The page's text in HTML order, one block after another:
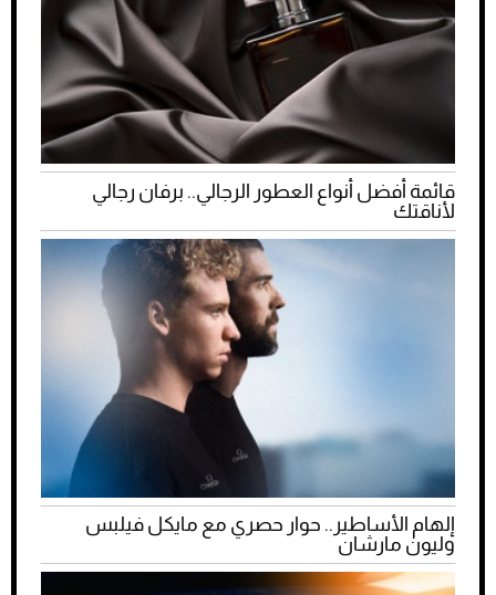
قائمة أفضل أنواع العطور الرجالي.. برفان رجالي
لأناقتك
إلهام الأساطير.. حوار حصري مع مايكل فيلبس
وليون مارشان